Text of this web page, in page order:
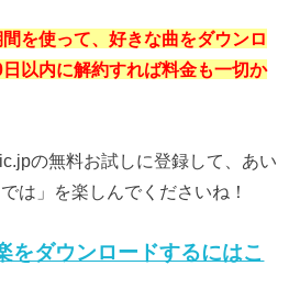
を使って、好きな曲をダウンロ
以内に解約すれば料金も一切か
の無料お試しに登録して、あい
は」を楽しんでくださいね！
をダウンロードするにはこ